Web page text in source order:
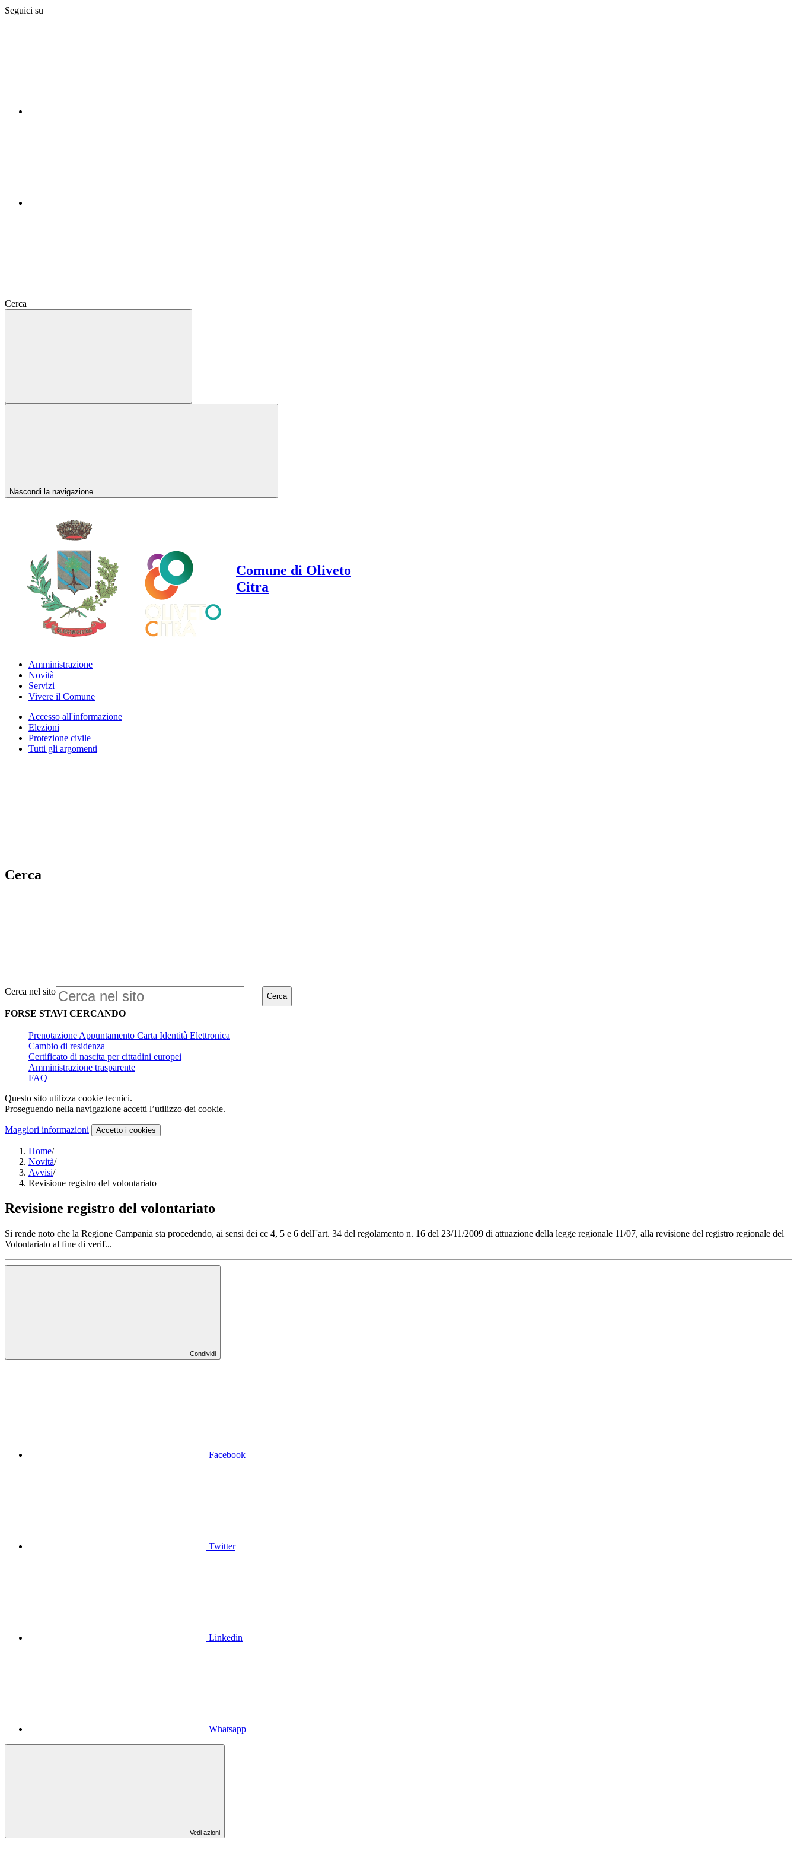
Seguici su
Cerca
Nascondi la navigazione
Comune di Oliveto
Citra
Amministrazione
Novità
Servizi
Vivere il Comune
Accesso all'informazione
Elezioni
Protezione civile
Tutti gli argomenti
Cerca
Cerca nel sito Cerca
FORSE STAVI CERCANDO
Prenotazione Appuntamento Carta Identità Elettronica
Cambio di residenza
Certificato di nascita per cittadini europei
Amministrazione trasparente
FAQ
Questo sito utilizza cookie tecnici.
Proseguendo nella navigazione accetti l’utilizzo dei cookie.
Maggiori informazioni Accetto i cookies
Home/
Novità/
Avvisi/
Revisione registro del volontariato
Revisione registro del volontariato
Si rende noto che la Regione Campania sta procedendo, ai sensi dei cc 4, 5 e 6 dell''art. 34 del regolamento n. 16 del 23/11/2009 di attuazione della legge regionale 11/07, alla revisione del registro regionale del
Volontariato al fine di verif...
Condividi
Facebook
Twitter
Linkedin
Whatsapp
Vedi azioni